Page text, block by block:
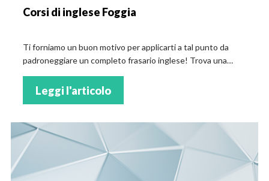
Corsi di inglese Foggia
Ti forniamo un buon motivo per applicarti a tal punto da
padroneggiare un completo frasario inglese! Trova una
Foggia!
Leggi l'articolo